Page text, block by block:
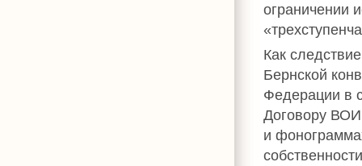
ограничении
Как
Бернской
Федерации в
Договору
и